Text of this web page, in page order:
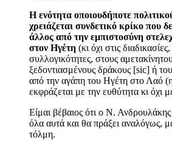
Η ενότητα οποιουδήποτε
χρειάζεται συνδετικό κρίκο που
άλλος από την εμπιστοσύνη
στον Ηγέτη (κι όχι στις διαδικασίες,
συλλογικότητες, στους
ξεδοντιασμένους δράκους [sic] ή
από την αγάπη του Ηγέτη στο Λαό
εκφράζεται με την ευθύτητα κι όχι
Είμαι βέβαιος ότι ο Ν. Ανδρουλάκης
όλα αυτά και θα πράξει αναλόγως,
τόλμη.